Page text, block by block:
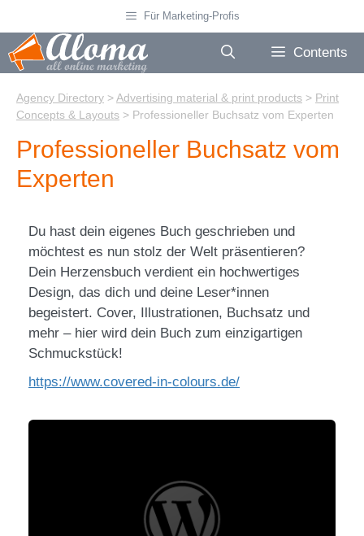
to
content
Für Marketing-Profis
Contents
Agency Directory >Advertising material & print products > Print
Concepts & Layouts > Professioneller Buchsatz vom Experten
Professioneller Buchsatz vom
Experten
Du hast dein eigenes Buch geschrieben und
möchtest es nun stolz der Welt präsentieren?
Dein Herzensbuch verdient ein hochwertiges
Design, das dich und deine Leser*innen
begeistert. Cover, Illustrationen, Buchsatz und
mehr – hier wird dein Buch zum einzigartigen
Schmuckstück!
https://www.covered-in-colours.de/